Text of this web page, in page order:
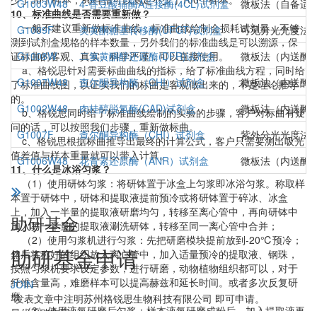
10、标准曲线是否需要重新做？
一般不建议重新做标准曲线，标准曲线绘制会损耗试剂量，不够
测到试剂盒规格的样本数量，另外我们的标准曲线是可以溯源，保
证标曲的客观、真实、科学严谨，可以直接使用。
a、格锐思针对需要标曲曲线的指标，给了标准曲线方程，同时给
了标准曲线图，以证实我们的标曲是客观做出来的，不是理论推导
的。
b、格锐思同时给了标准曲线绘制的实验的步骤，客户对标曲有疑
问的话，可以按照我们步骤，重新做标曲。
c、格锐思根据标曲推导出最终的计算公式，客户只需要测出吸光
值差值与样本重量就可以带入计算。
11、什么是冰浴匀浆？
（1）使用研钵匀浆：将研钵置于冰盒上匀浆即冰浴匀浆。称取样
本置于研钵中，研钵和提取液提前预冷或将研钵置于碎冰、冰盒
上，加入一半量的提取液研磨均匀，转移至离心管中，再向研钵中
加入另一半量的提取液涮洗研钵，转移至同一离心管中合并；
（2）使用匀浆机进行匀浆：先把研磨模块提前放到-20℃预冷；
然后将称好的组织放入离心管中，加入适量预冷的提取液、钢珠，
按照匀浆机要求设定参数，进行研磨，动物植物组织都可以，对于
纤维含量高，难磨样本可以提高赫兹和延长时间。或者多次反复研
磨
G1003W48
4-香豆酸辅酶A连接酶(4CL)试剂盒
微板法（自备适
G1009F
类黄酮糖基转移酶(UFGT)试剂盒
可见分光光度法
G1008W
二氢黄酮醇还原酶(DFR)试剂盒
微板法（内送酶
G1007W48
查尔酮异构酶（CHI）试剂盒
微板法（内送酶
G1002W48
肉桂醇脱氢酶(CAD)试剂盒
微板法（内送酶
G1007F
查尔酮异构酶（CHI）试剂盒
紫外分光光度法
G1006W48
花青素还原酶（ANR）试剂盒 微板法（内送酶
助研基金
助研基金申请
JOIN
*发表文章中注明苏州格锐思生物科技有限公司 即可申请。